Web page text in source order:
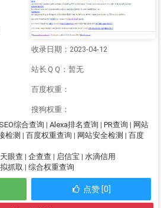
收录日期：2023-04-12
站长ＱＱ：暂无
百度权重：
搜狗权重：
SEO综合查询 | Alexa排名查询 | PR查询 | 网站
检测 | 百度权重查询 | 网站安全检测 | 百度
天眼查 | 企查查 | 启信宝 | 水滴信用
抓取 | 综合权重查询
点赞 [0]